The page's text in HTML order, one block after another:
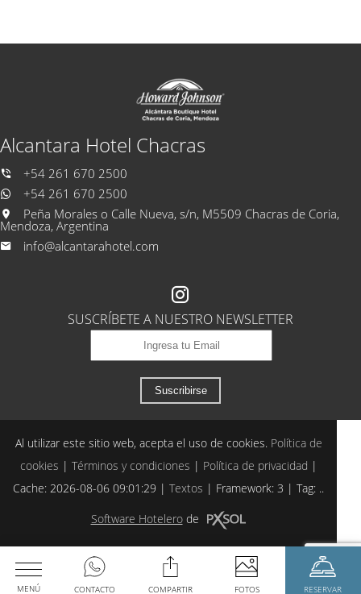
Alcantara Hotel Chacras
+54 261 670 2500
+54 261 670 2500
Peña Morales o Calle Nueva, s/n, M5509 Chacras de Coria,
Mendoza, Argentina
info@alcantarahotel.com
SUSCRÍBETE A NUESTRO NEWSLETTER
Suscribirse
Al utilizar este sitio web, acepta el uso de cookies. Política de
cookies | Términos y condiciones | Política de privacidad |
Cache: 2026-08-06 09:01:29 | Textos | Framework: 3 | Tag: ..
Software Hotelerode
MENÚ CONTACTO COMPARTIR FOTOS RESERVAR